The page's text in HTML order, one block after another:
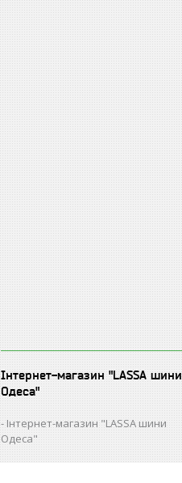
Інтернет-магазин "LASSA шини
Одеса"
Інтернет-магазин "LASSA шини
Одеса"